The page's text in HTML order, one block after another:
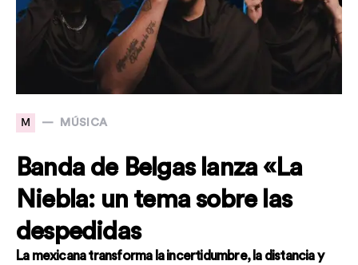
M MÚSICA
Banda de Belgas lanza «La
Niebla: un tema sobre las
despedidas
La mexicana transforma la incertidumbre, la distancia y